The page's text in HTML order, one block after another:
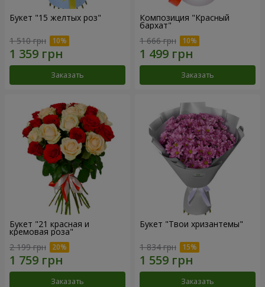
Букет "15 желтых роз"
1 510 грн
Заказать
Композиция "Красный
бархат"
1 666 грн
Заказать
Букет "21 красная и
кремовая роза"
2 199 грн
Заказать
Букет "Твои хризантемы"
1 834 грн
Заказать